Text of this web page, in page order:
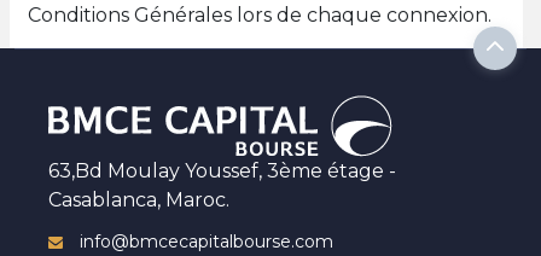
Conditions Générales lors de chaque connexion.
63,Bd Moulay Youssef, 3ème étage -
Casablanca, Maroc.
info@bmcecapitalbourse.com